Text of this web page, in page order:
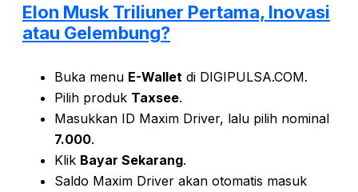
Elon Musk Triliuner Pertama, Inovasi
atau Gelembung?
Buka menu E-Wallet di DIGIPULSA.COM.
Pilih produk Taxsee.
Masukkan ID Maxim Driver, lalu pilih nominal
7.000.
Klik Bayar Sekarang.
Saldo Maxim Driver akan otomatis masuk